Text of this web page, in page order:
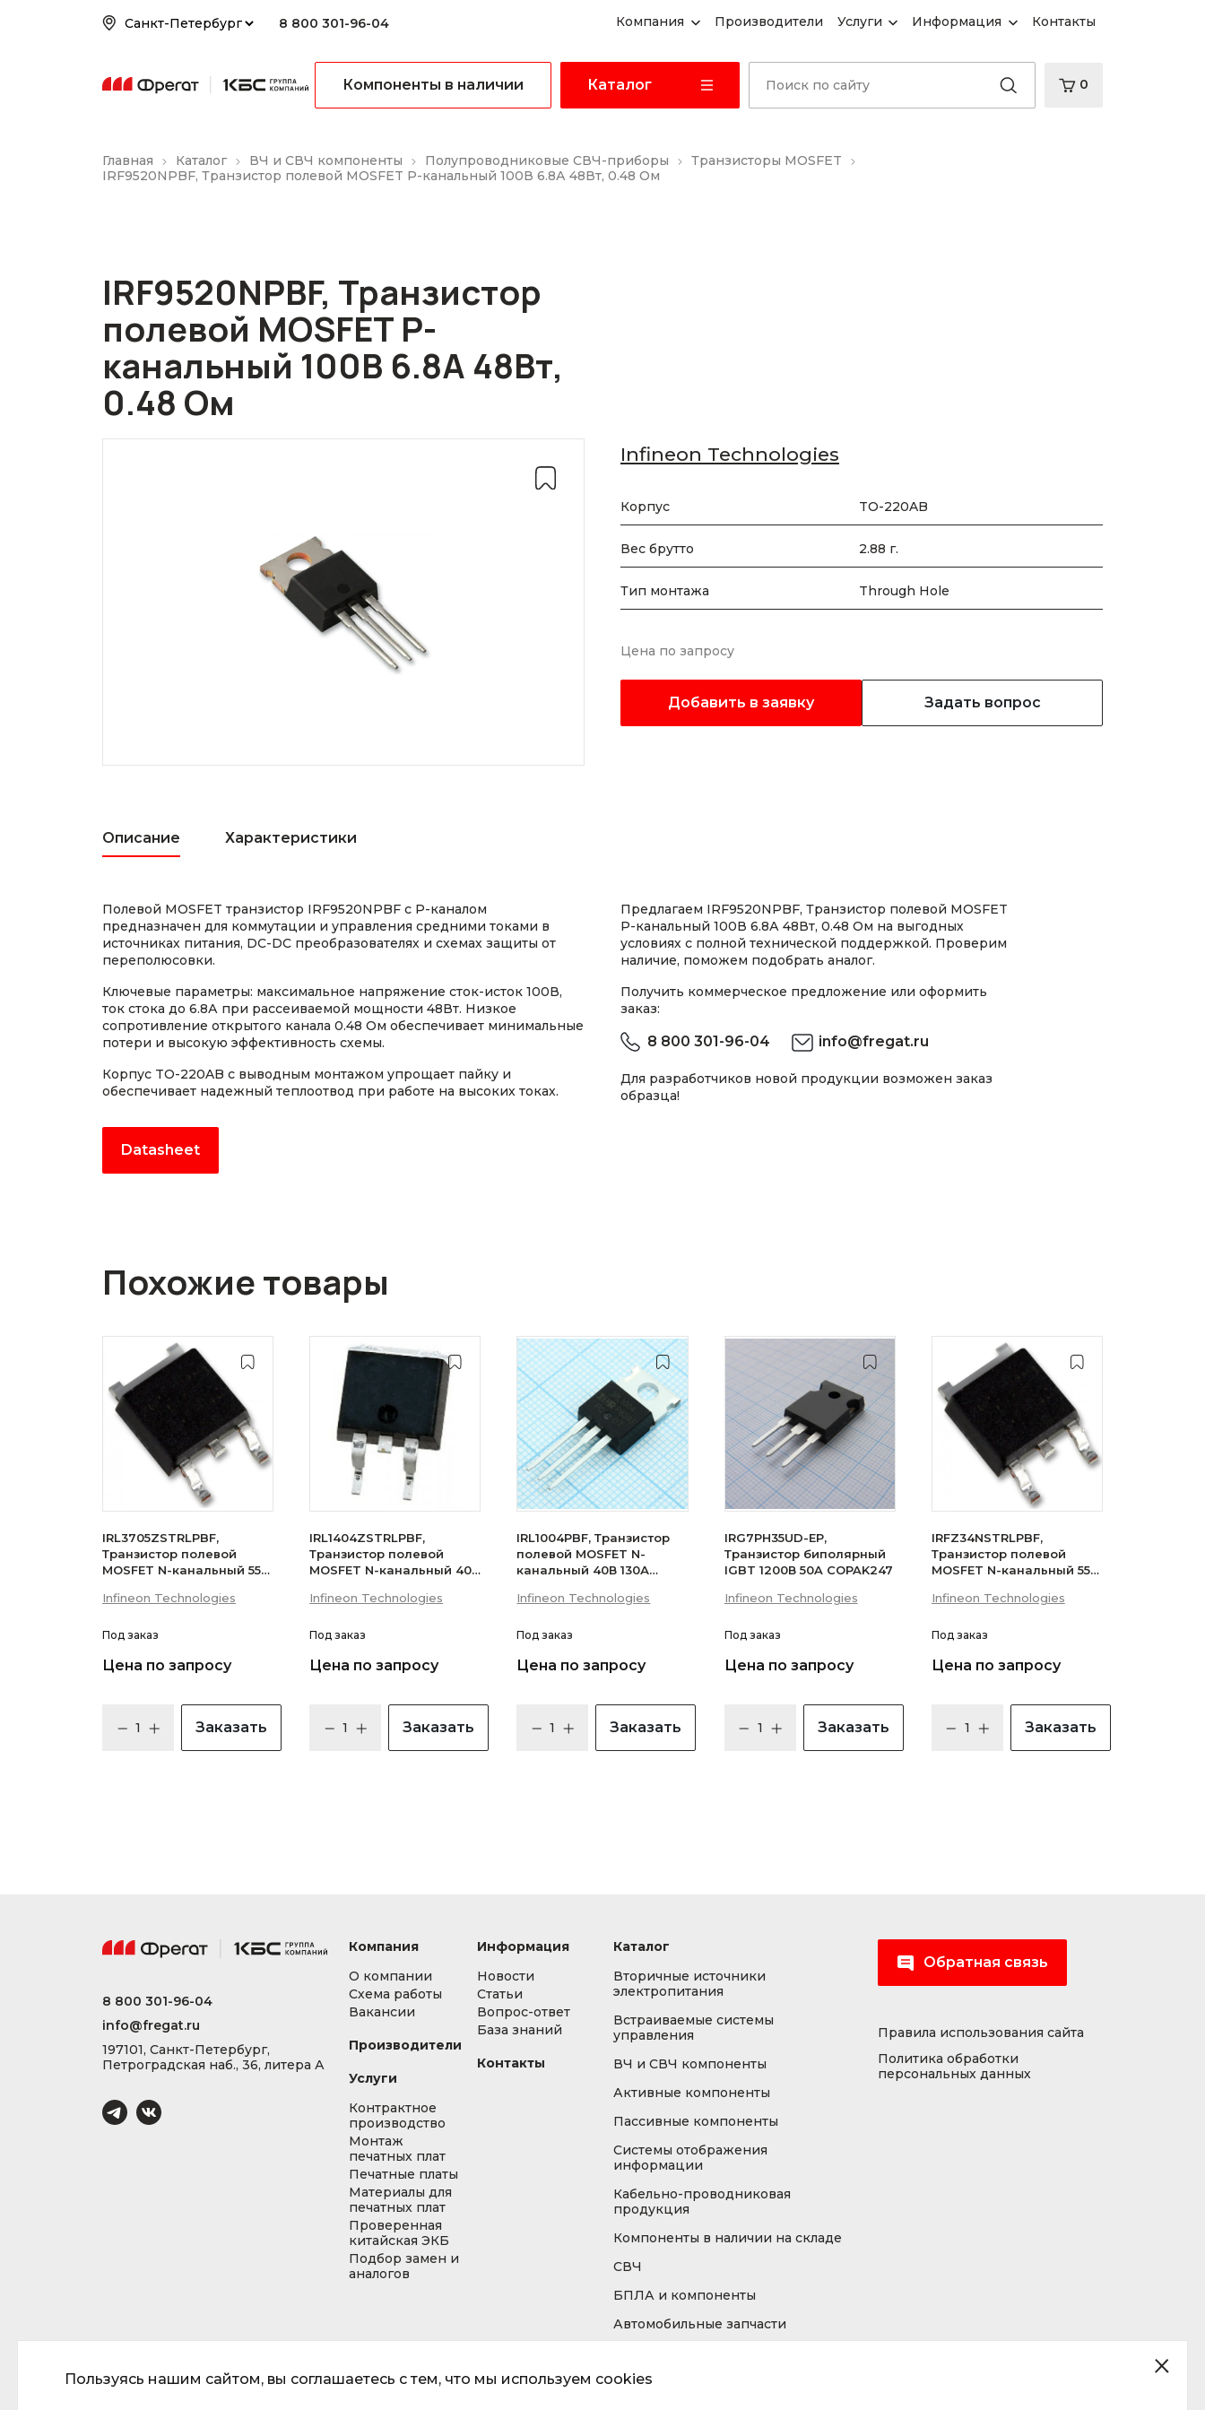
8 800 301-96-04 Компания Производители Услуги Информация Контакты
Компоненты в наличии Каталог 0
Главная Каталог ВЧ и СВЧ компоненты Полупроводниковые СВЧ-приборы
Транзисторы MOSFET
IRF9520NPBF, Транзистор полевой MOSFET P-канальный 100В 6.8А 48Вт, 0.48 Ом
IRF9520NPBF, Транзистор
полевой MOSFET P-
канальный 100В 6.8А 48Вт,
0.48 Ом
Infineon Technologies
Корпус TO-220AB
Вес брутто 2.88 г.
Тип монтажа Through Hole
Цена по запросу
Добавить в заявку Задать вопрос
Описание Характеристики
Полевой MOSFET транзистор IRF9520NPBF с P-каналом
предназначен для коммутации и управления средними токами в
источниках питания, DC-DC преобразователях и схемах защиты от
переполюсовки.
Ключевые параметры: максимальное напряжение сток-исток 100В,
ток стока до 6.8А при рассеиваемой мощности 48Вт. Низкое
сопротивление открытого канала 0.48 Ом обеспечивает минимальные
потери и высокую эффективность схемы.
Корпус TO-220AB с выводным монтажом упрощает пайку и
обеспечивает надежный теплоотвод при работе на высоких токах.
Datasheet
Предлагаем IRF9520NPBF, Транзистор полевой MOSFET
P-канальный 100В 6.8А 48Вт, 0.48 Ом на выгодных
условиях с полной технической поддержкой. Проверим
наличие, поможем подобрать аналог.
Получить коммерческое предложение или оформить
заказ:
8 800 301-96-04 info@fregat.ru
Для разработчиков новой продукции возможен заказ
образца!
Похожие товары
IRL3705ZSTRLPBF,
Транзистор полевой
MOSFET N-канальный 55В
Infineon Technologies
Под заказ
Цена по запросу
Заказать
IRL1404ZSTRLPBF,
Транзистор полевой
MOSFET N-канальный 40В
Infineon Technologies
Под заказ
Цена по запросу
Заказать
IRL1004PBF, Транзистор
полевой MOSFET N-
канальный 40В 130А
Infineon Technologies
Под заказ
Цена по запросу
Заказать
IRG7PH35UD-EP,
Транзистор биполярный
IGBT 1200В 50A COPAK247
Infineon Technologies
Под заказ
Цена по запросу
Заказать
IRFZ34NSTRLPBF,
Транзистор полевой
MOSFET N-канальный 55В
лента на катушке
Infineon Technologies
Под заказ
Цена по запросу
Заказать
Пользуясь нашим сайтом, вы соглашаетесь с тем, что мы используем cookies
8 800 301-96-04
info@fregat.ru
197101, Санкт-Петербург,
Петроградская наб., 36, литера А
Компания
О компании
Схема работы
Вакансии
Производители
Услуги
Контрактное
производство
Монтаж
печатных плат
Печатные платы
Материалы для
печатных плат
Проверенная
китайская ЭКБ
Подбор замен и
аналогов
Информация
Новости
Статьи
Вопрос-ответ
База знаний
Контакты
Каталог
Вторичные источники
электропитания
Встраиваемые системы
управления
ВЧ и СВЧ компоненты
Активные компоненты
Пассивные компоненты
Системы отображения
информации
Кабельно-проводниковая
продукция
Компоненты в наличии на складе
СВЧ
БПЛА и компоненты
Автомобильные запчасти
Обратная связь
Правила использования сайта
Политика обработки
персональных данных